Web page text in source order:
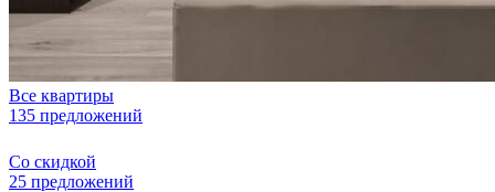
Все квартиры
135 предложений
Со скидкой
25 предложений